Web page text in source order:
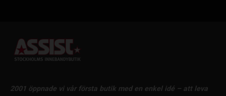
2001 öppnade vi vår första butik med en enkel idé – att leva